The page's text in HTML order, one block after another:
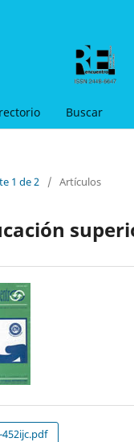
Buscar
1 de 2
/ Artículos
452ijc.pdf